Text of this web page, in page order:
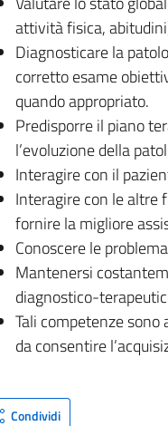
attività fisica,
Diagnosticare la
corretto esame
quando appropriato.
Predisporre il piano
l’evoluzione della
Interagire con il
Interagire con le altre
fornire la migliore
Conoscere le
Mantenersi
diagnostico-
Tali competenze
da consentire
Condividi